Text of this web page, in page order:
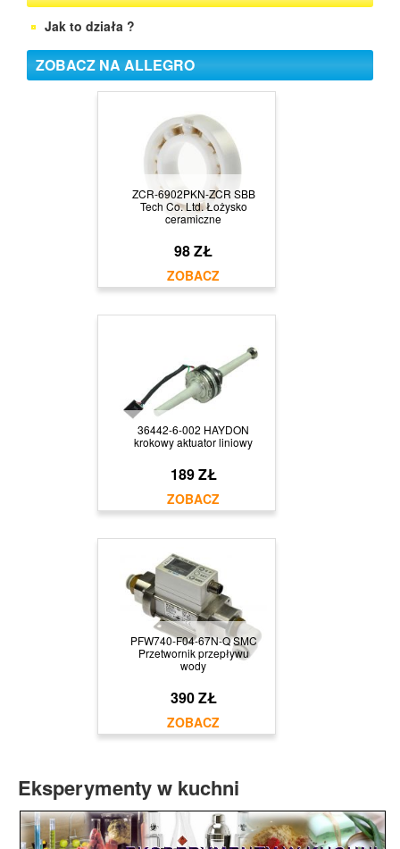
Jak to działa ?
ZOBACZ NA ALLEGRO
ZCR-6902PKN-ZCR SBB
Tech Co. Ltd. Łożysko
ceramiczne
98 ZŁ
36442-6-002 HAYDON
krokowy aktuator liniowy
189 ZŁ
PFW740-F04-67N-Q SMC
Przetwornik przepływu
wody
390 ZŁ
Eksperymenty w kuchni